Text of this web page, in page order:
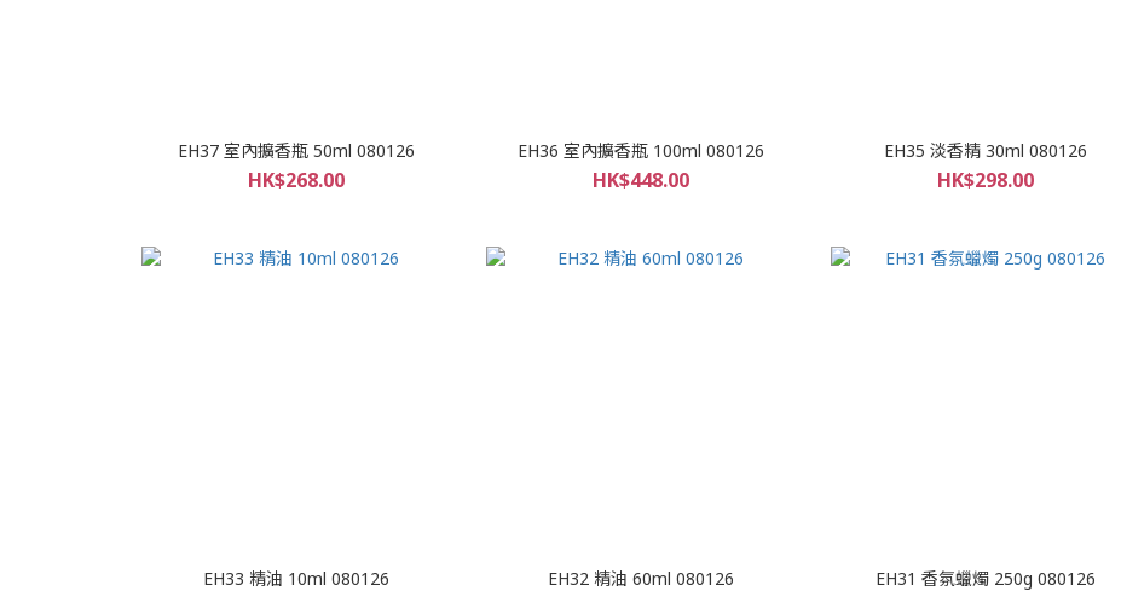
EH37 室內擴香瓶 50ml 080126
HK$268.00
EH36 室內擴香瓶 100ml 080126
HK$448.00
EH35 淡香精 30ml 080126
HK$298.00
EH33 精油 10ml 080126 EH32 精油 60ml 080126 EH31 香氛蠟燭 250g 080126